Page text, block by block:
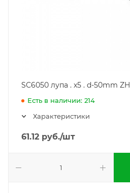
SC6050 лупа . x5 . d-50mm
Есть в наличии: 214
Характеристики
61.12 руб./шт